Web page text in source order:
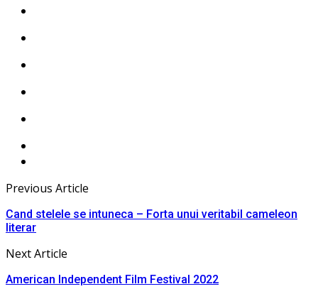
Previous Article
Cand stelele se intuneca – Forta unui veritabil cameleon
literar
Next Article
American Independent Film Festival 2022